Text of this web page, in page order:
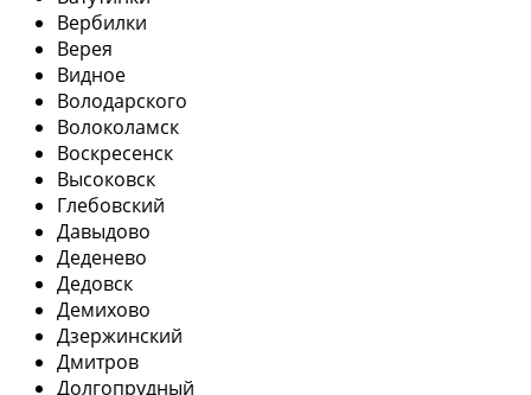
Вербилки
Верея
Видное
Володарского
Волоколамск
Воскресенск
Высоковск
Глебовский
Давыдово
Деденево
Дедовск
Демихово
Дзержинский
Дмитров
Долгопрудный